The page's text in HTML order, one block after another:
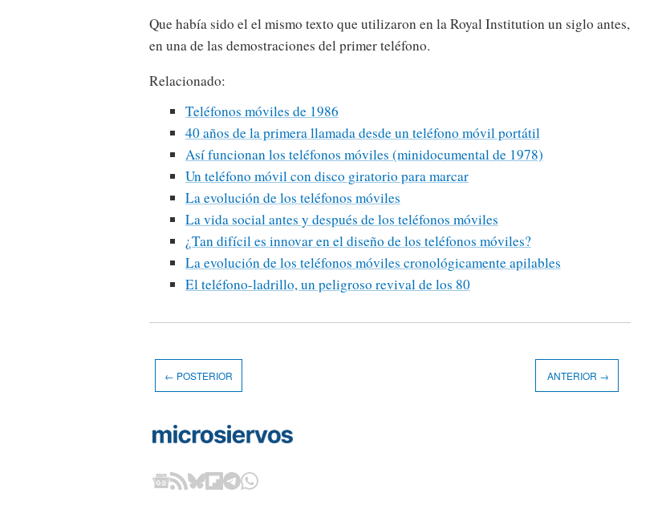
Que había sido el el mismo texto que utilizaron en la Royal Institution un siglo antes,
en una de las demostraciones del primer teléfono.
Relacionado:
Teléfonos móviles de 1986
40 años de la primera llamada desde un teléfono móvil portátil
Así funcionan los teléfonos móviles (minidocumental de 1978)
Un teléfono móvil con disco giratorio para marcar
La evolución de los teléfonos móviles
La vida social antes y después de los teléfonos móviles
¿Tan difícil es innovar en el diseño de los teléfonos móviles?
La evolución de los teléfonos móviles cronológicamente apilables
El teléfono-ladrillo, un peligroso revival de los 80
← POSTERIOR ANTERIOR →